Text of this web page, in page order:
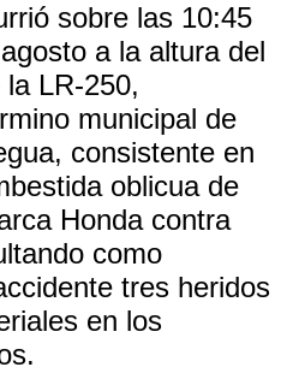
sobre las 10:45
a la altura del
la LR-250,
municipal de
consistente en
oblicua de
Honda contra
como
tres heridos
en los